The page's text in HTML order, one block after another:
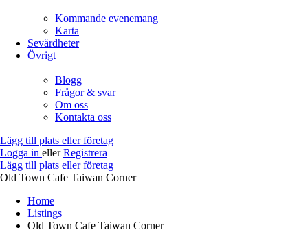
Kommande evenemang
Karta
Sevärdheter
Övrigt
Blogg
Frågor & svar
Om oss
Kontakta oss
Lägg till plats eller företag
Logga in eller Registrera
Lägg till plats eller företag
Old Town Cafe Taiwan Corner
Home
Listings
Old Town Cafe Taiwan Corner